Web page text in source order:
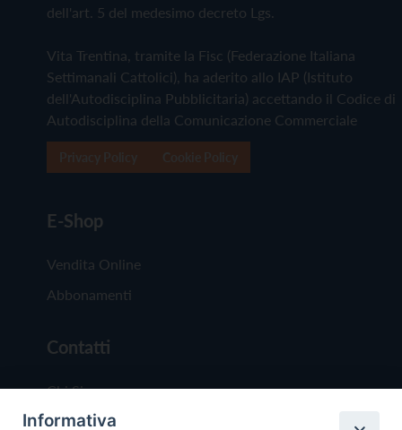
dell'art. 5 del medesimo decreto Lgs.
Vita Trentina, tramite la Fisc (Federazione Italiana
Settimanali Cattolici), ha aderito allo IAP (Istituto
dell'Autodisciplina Pubblicitaria) accettando il Codice di
Autodisciplina della Comunicazione Commerciale
E-Shop
Vendita Online
Abbonamenti
Contatti
Chi Siamo
Redazione
Informativa